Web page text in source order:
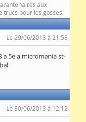
aux
trucs pour les gosses!
Le 29/06/2013 à 21:58
a 5e a micromania st-
Le 30/06/2013 à 12:12